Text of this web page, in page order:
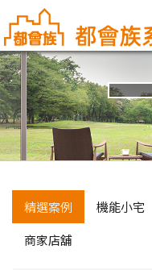
精選案例 機能小宅
商家店舖